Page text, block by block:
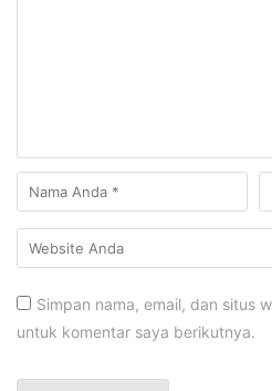
Simpan nama, email, dan situs
untuk komentar saya berikutnya.